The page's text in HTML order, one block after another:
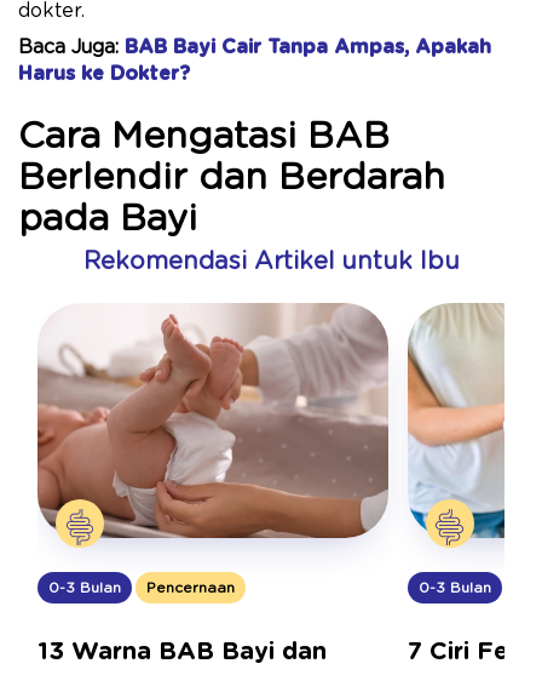
dokter.
Baca Juga: BAB Bayi Cair Tanpa Ampas, Apakah
Harus ke Dokter?
Cara Mengatasi BAB
Berlendir dan Berdarah
pada Bayi
Rekomendasi Artikel untuk Ibu
0-3 Bulan Pencernaan
13 Warna BAB Bayi dan
0-3 Bulan
7 Ciri